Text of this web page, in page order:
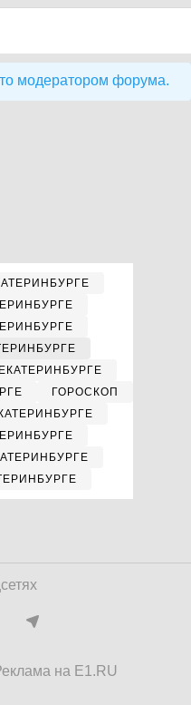
модератором форума.
ГОРОСКОП
на E1.RU